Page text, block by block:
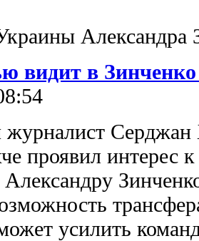
Александра
видит в
журналист Серджан
проявил интерес
усилить